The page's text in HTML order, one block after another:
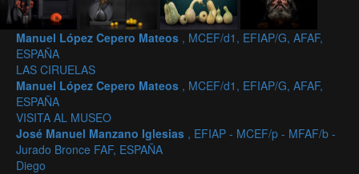
Manuel López Cepero Mateos , MCEF/d1, EFIAP/G, AFAF,
ESPAÑA
LAS CIRUELAS
Manuel López Cepero Mateos , MCEF/d1, EFIAP/G, AFAF,
ESPAÑA
VISITA AL MUSEO
José Manuel Manzano Iglesias , EFIAP - MCEF/p - MFAF/b -
Jurado Bronce FAF, ESPAÑA
Diego